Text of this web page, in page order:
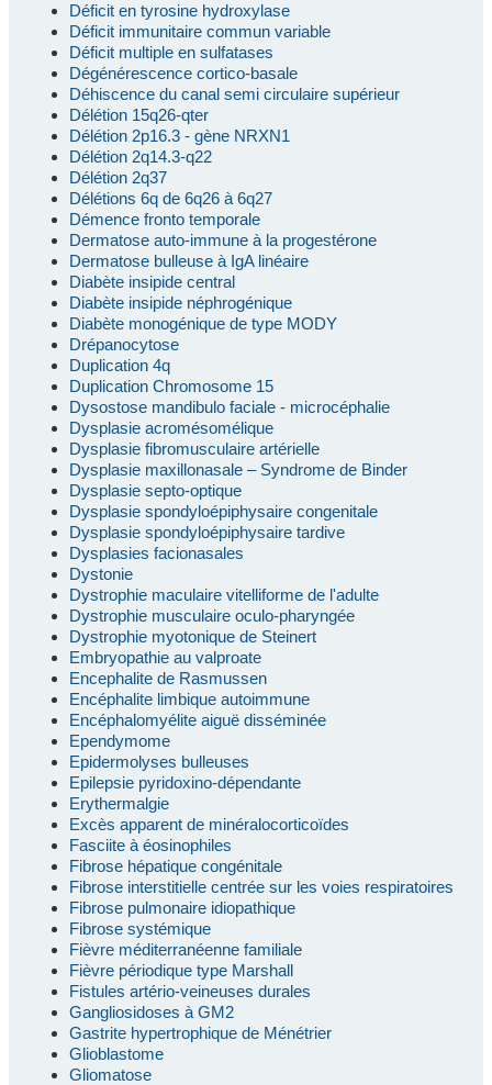
Déficit en tyrosine hydroxylase
Déficit immunitaire commun variable
Déficit multiple en sulfatases
Dégénérescence cortico-basale
Déhiscence du canal semi circulaire supérieur
Délétion 15q26-qter
Délétion 2p16.3 - gène NRXN1
Délétion 2q14.3-q22
Délétion 2q37
Délétions 6q de 6q26 à 6q27
Démence fronto temporale
Dermatose auto-immune à la progestérone
Dermatose bulleuse à IgA linéaire
Diabète insipide central
Diabète insipide néphrogénique
Diabète monogénique de type MODY
Drépanocytose
Duplication 4q
Duplication Chromosome 15
Dysostose mandibulo faciale - microcéphalie
Dysplasie acromésomélique
Dysplasie fibromusculaire artérielle
Dysplasie maxillonasale – Syndrome de Binder
Dysplasie septo-optique
Dysplasie spondyloépiphysaire congenitale
Dysplasie spondyloépiphysaire tardive
Dysplasies facionasales
Dystonie
Dystrophie maculaire vitelliforme de l'adulte
Dystrophie musculaire oculo-pharyngée
Dystrophie myotonique de Steinert
Embryopathie au valproate
Encephalite de Rasmussen
Encéphalite limbique autoimmune
Encéphalomyélite aiguë disséminée
Ependymome
Epidermolyses bulleuses
Epilepsie pyridoxino-dépendante
Erythermalgie
Excès apparent de minéralocorticoïdes
Fasciite à éosinophiles
Fibrose hépatique congénitale
Fibrose interstitielle centrée sur les voies respiratoires
Fibrose pulmonaire idiopathique
Fibrose systémique
Fièvre méditerranéenne familiale
Fièvre périodique type Marshall
Fistules artério-veineuses durales
Gangliosidoses à GM2
Gastrite hypertrophique de Ménétrier
Glioblastome
Gliomatose